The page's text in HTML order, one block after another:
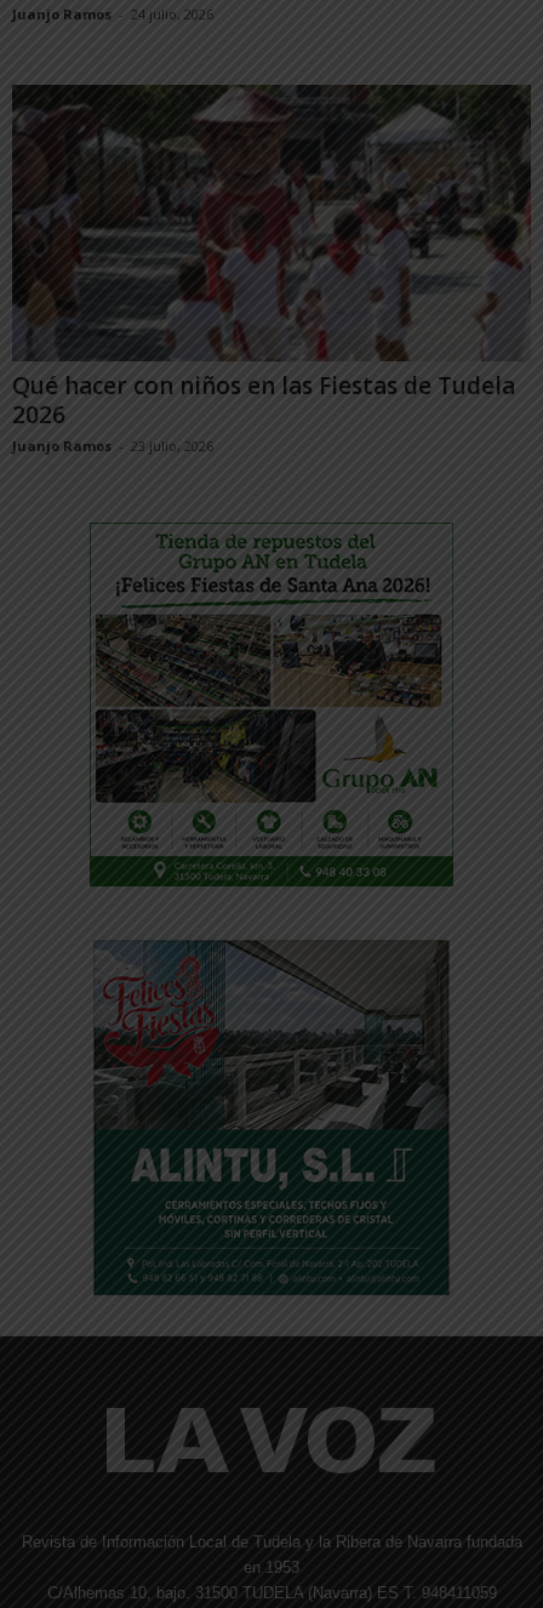
Juanjo Ramos - 24 julio, 2026
Qué hacer con niños en las Fiestas de Tudela
2026
Juanjo Ramos - 23 julio, 2026
Revista de Información Local de Tudela y la Ribera de Navarra fundada
en 1953
C/Alhemas 10, bajo. 31500 TUDELA (Navarra) ES T. 948411059